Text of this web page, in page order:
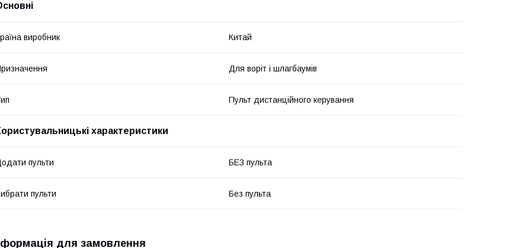
виробник Китай
Для воріт і шлагбаумів
Пульт дистанційного керування
характеристики
пульти БЕЗ пульта
пульти Без пульта
для замовлення